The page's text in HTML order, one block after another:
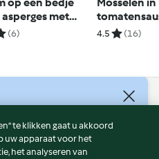
met
(6) 4.5 (16)
te klikken gaat u akkoord
uw apparaat voor het
het analyseren van